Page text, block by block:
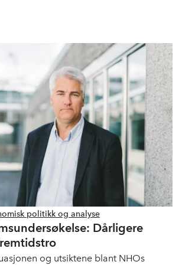
politikk og analyse
Dårligere
og utsiktene blant NHOs